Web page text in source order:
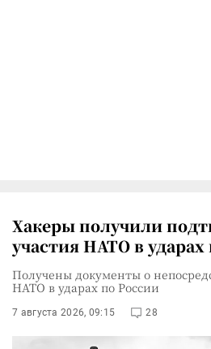
Хакеры получили
участия НАТО в ударах
Получены документы о
НАТО в ударах по России
7 августа 2026, 09:15 28